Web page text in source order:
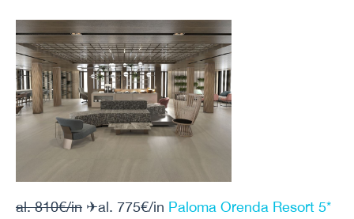
al. 810€/in ✈al. 775€/in Paloma Orenda Resort 5*